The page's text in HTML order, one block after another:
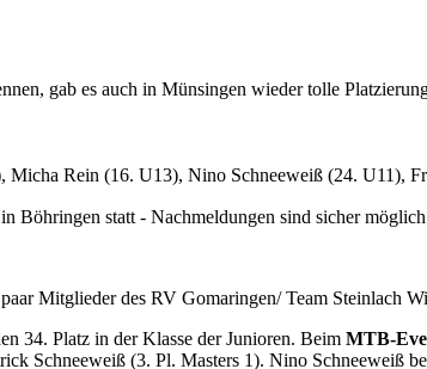
gab es auch in Münsingen wieder tolle
Micha Rein (16. U13), Nino Schneeweiß (24. U11),
Böhringen statt - Nachmeldungen sind sicher
Mitglieder des RV Gomaringen/ Team Steinlach
34. Platz in der Klasse der Junioren. Beim MTB-
Schneeweiß (3. Pl. Masters 1). Nino Schneeweiß